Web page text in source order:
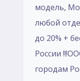
модель,
любой
до 20% +
России
городам